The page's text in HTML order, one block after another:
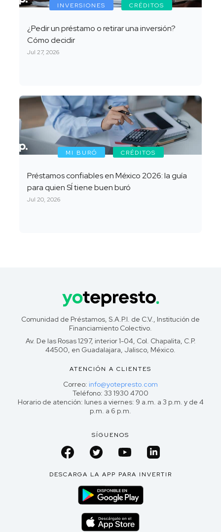
INVERSIONES CRÉDITOS
¿Pedir un préstamo o retirar una inversión?
Cómo decidir
Jul 27, 2026
MI BURÓ CRÉDITOS
Préstamos confiables en México 2026: la guía
para quien SÍ tiene buen buró
Jul 20, 2026
Comunidad de Préstamos, S.A.P.I. de C.V., Institución de
Financiamiento Colectivo.
Av. De las Rosas 1297, interior 1-04, Col. Chapalita, C.P.
44500, en Guadalajara, Jalisco, México.
ATENCIÓN A CLIENTES
Correo: info@yotepresto.com
Teléfono: 33 1930 4700
Horario de atención: lunes a viernes: 9 a.m. a 3 p.m. y de 4
p.m. a 6 p.m.
SÍGUENOS
DESCARGA LA APP PARA INVERTIR